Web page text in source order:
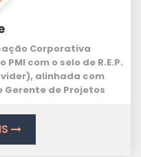
Corporativa
com o selo de R.E.P.
), alinhada com
Gerente de Projetos